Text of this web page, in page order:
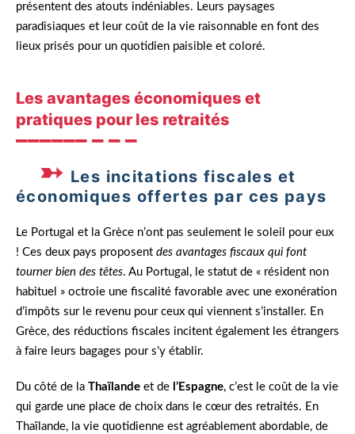
présentent des atouts indéniables. Leurs paysages
paradisiaques et leur coût de la vie raisonnable en font des
lieux prisés pour un quotidien paisible et coloré.
Les avantages économiques et
pratiques pour les retraités
Les incitations fiscales et
économiques offertes par ces pays
Le Portugal et la Grèce n’ont pas seulement le soleil pour eux
! Ces deux pays proposent des avantages fiscaux qui font
tourner bien des têtes. Au Portugal, le statut de « résident non
habituel » octroie une fiscalité favorable avec une exonération
d’impôts sur le revenu pour ceux qui viennent s’installer. En
Grèce, des réductions fiscales incitent également les étrangers
à faire leurs bagages pour s’y établir.
Du côté de la Thaïlande et de l’Espagne, c’est le coût de la vie
qui garde une place de choix dans le cœur des retraités. En
Thaïlande, la vie quotidienne est agréablement abordable, de